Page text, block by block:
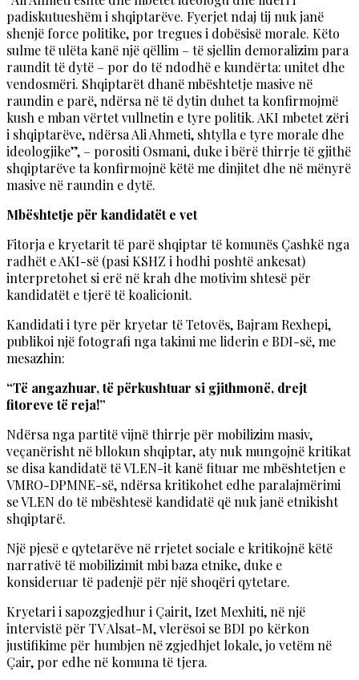
padiskutueshëm i shqiptarëve. Fyerjet ndaj tij nuk janë
shenjë force politike, por tregues i dobësisë morale. Këto
sulme të ulëta kanë një qëllim – të sjellin demoralizim para
raundit të dytë – por do të ndodhë e kundërta: unitet dhe
vendosmëri. Shqiptarët dhanë mbështetje masive në
raundin e parë, ndërsa në të dytin duhet ta konfirmojmë
kush e mban vërtet vullnetin e tyre politik. AKI mbetet zëri
i shqiptarëve, ndërsa Ali Ahmeti, shtylla e tyre morale dhe
ideologjike”, – porositi Osmani, duke i bërë thirrje të gjithë
shqiptarëve ta konfirmojnë këtë me dinjitet dhe në mënyrë
masive në raundin e dytë.
Mbështetje për kandidatët e vet
Fitorja e kryetarit të parë shqiptar të komunës Çashkë nga
radhët e AKI-së (pasi KSHZ i hodhi poshtë ankesat)
interpretohet si erë në krah dhe motivim shtesë për
kandidatët e tjerë të koalicionit.
Kandidati i tyre për kryetar të Tetovës, Bajram Rexhepi,
publikoi një fotografi nga takimi me liderin e BDI-së, me
mesazhin:
“Të angazhuar, të përkushtuar si gjithmonë, drejt
fitoreve të reja!”
Ndërsa nga partitë vijnë thirrje për mobilizim masiv,
veçanërisht në bllokun shqiptar, aty nuk mungojnë kritikat
se disa kandidatë të VLEN-it kanë fituar me mbështetjen e
VMRO-DPMNE-së, ndërsa kritikohet edhe paralajmërimi
se VLEN do të mbështesë kandidatë që nuk janë etnikisht
shqiptarë.
Një pjesë e qytetarëve në rrjetet sociale e kritikojnë këtë
narrativë të mobilizimit mbi baza etnike, duke e
konsideruar të padenjë për një shoqëri qytetare.
Kryetari i sapozgjedhur i Çairit, Izet Mexhiti, në një
intervistë për TV Alsat-M, vlerësoi se BDI po kërkon
justifikime për humbjen në zgjedhjet lokale, jo vetëm në
Çair, por edhe në komuna të tjera.